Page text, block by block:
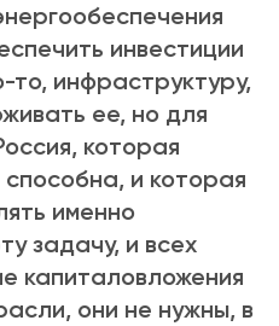
инвестиции
то, инфраструктуру,
ее, но для
которая
и которая
именно
задачу, и всех
капиталовложения
они не нужны, в